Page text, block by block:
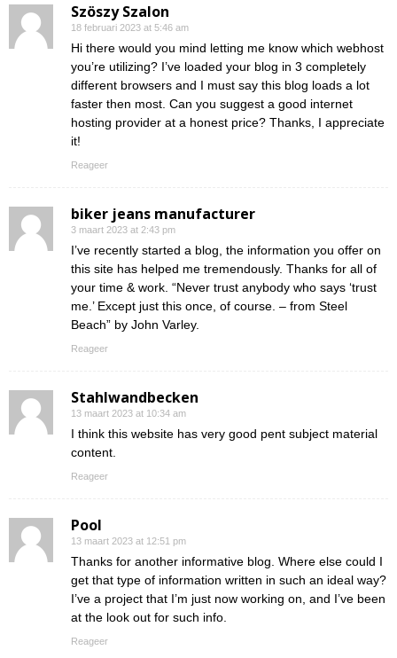
Szöszy Szalon
18 februari 2023 at 5:46 am
Hi there would you mind letting me know which webhost
you’re utilizing? I’ve loaded your blog in 3 completely
different browsers and I must say this blog loads a lot
faster then most. Can you suggest a good internet
hosting provider at a honest price? Thanks, I appreciate
it!
Reageer
biker jeans manufacturer
3 maart 2023 at 2:43 pm
I’ve recently started a blog, the information you offer on
this site has helped me tremendously. Thanks for all of
your time & work. “Never trust anybody who says ‘trust
me.’ Except just this once, of course. – from Steel
Beach” by John Varley.
Reageer
Stahlwandbecken
13 maart 2023 at 10:34 am
I think this website has very good pent subject material
content.
Reageer
Pool
13 maart 2023 at 12:51 pm
Thanks for another informative blog. Where else could I
get that type of information written in such an ideal way?
I’ve a project that I’m just now working on, and I’ve been
at the look out for such info.
Reageer